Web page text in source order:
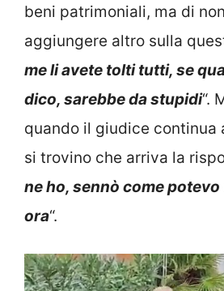
beni patrimoniali, ma di
aggiungere altro sulla
me li avete tolti tutti, se
dico, sarebbe da stupidi“.
quando il giudice continua
si trovino che arriva la
ne ho, sennò come
ora“.